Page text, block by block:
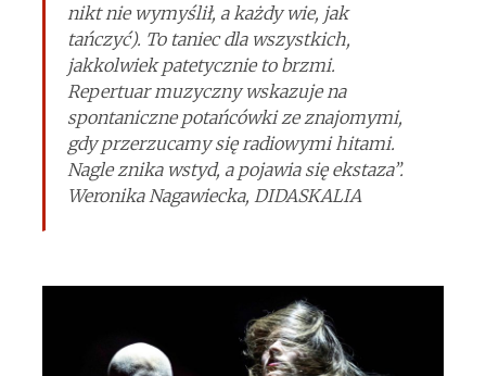
nikt nie wymyślił, a każdy wie, jak
tańczyć). To taniec dla wszystkich,
jakkolwiek patetycznie to brzmi.
Repertuar muzyczny wskazuje na
spontaniczne potańcówki ze znajomymi,
gdy przerzucamy się radiowymi hitami.
Nagle znika wstyd, a pojawia się ekstaza”.
Weronika Nagawiecka, DIDASKALIA